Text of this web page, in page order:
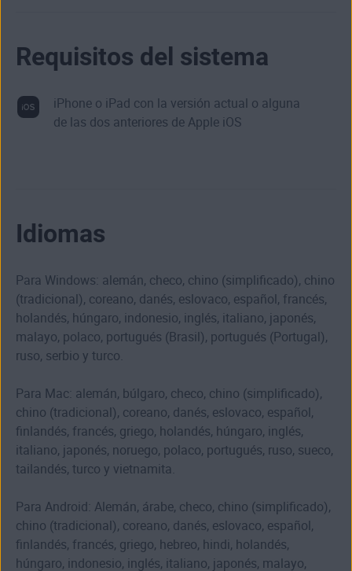
Requisitos del sistema
iPhone o iPad con la versión actual o alguna
de las dos anteriores de Apple iOS
Idiomas
Para Windows: alemán, checo, chino (simplificado), chino
(tradicional), coreano, danés, eslovaco, español, francés,
holandés, húngaro, indonesio, inglés, italiano, japonés,
malayo, polaco, portugués (Brasil), portugués (Portugal),
ruso, serbio y turco.
Para Mac: alemán, búlgaro, checo, chino (simplificado),
chino (tradicional), coreano, danés, eslovaco, español,
finlandés, francés, griego, holandés, húngaro, inglés,
italiano, japonés, noruego, polaco, portugués, ruso, sueco,
tailandés, turco y vietnamita.
Para Android: Alemán, árabe, checo, chino (simplificado),
chino (tradicional), coreano, danés, eslovaco, español,
finlandés, francés, griego, hebreo, hindi, holandés,
húngaro, indonesio, inglés, italiano, japonés, malayo,